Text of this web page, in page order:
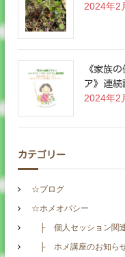
2024年2
《家族
ア》連続
2024年2
カテゴリー
☆ブログ
☆ホメオパシー
├ 個人セッション関
├ ホメ講座のお知ら